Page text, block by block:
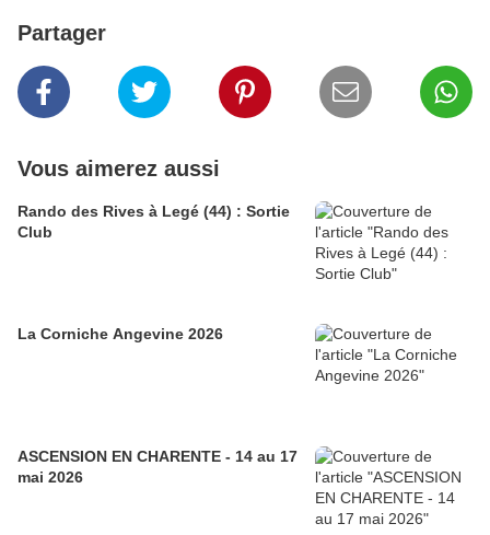
Partager
Vous aimerez aussi
Rando des Rives à Legé (44) : Sortie
Club
La Corniche Angevine 2026
ASCENSION EN CHARENTE - 14 au 17
mai 2026